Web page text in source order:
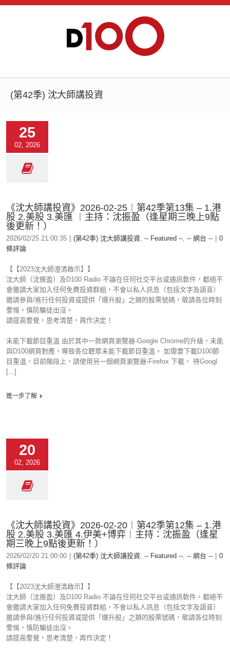
(第42季) 沈大師講投資
25
02, 2026
《沈大師講投資》2026-02-25︱第42季第13集 – 1.港
股 2.美股 3.美匯 ︱主持：沈振盈（逢星期三晚上9點
後更新！）
2026/02/25 21:00:35 (第42季) 沈大師講投資, -- Featured --, -- 網台 --
0
條評論
【【2023沈大師澄清啟示】】
沈大師（沈振盈）及D100 Radio 不論在任何社交平台或通訊軟件，都絕不
會邀請大家加入任何免費投資群組，不會以私人訊息（包括文字及語音）
邀請參與/進行任何投資或提供「爆升股」之類的股票號碼，敬請各位時刻
警惕，慎防騙徒出沒。
請提高警覺，思考清楚，再作決定！
未能下載節目重溫 由於其中一款網頁瀏覽器-Google Chrome的升級，未能
與D100網頁對應，導致各位聽眾未能下載節目重溫。 如需要下載D100節
目重溫，目前階段上，請使用另一個網頁瀏覽器-Firefox 下載， 待Googl
[...]
進一步了解
20
02, 2026
《沈大師講投資》2026-02-20︱第42季第12集 – 1.港
股 2.美股 3.美匯 4.伊美+博弈︱主持：沈振盈（逢星
期三晚上9點後更新！）
2026/02/20 21:00:00 (第42季) 沈大師講投資, -- Featured --, -- 網台 --
0
條評論
【【2023沈大師澄清啟示】】
沈大師（沈振盈）及D100 Radio 不論在任何社交平台或通訊軟件，都絕不
會邀請大家加入任何免費投資群組，不會以私人訊息（包括文字及語音）
邀請參與/進行任何投資或提供「爆升股」之類的股票號碼，敬請各位時刻
警惕，慎防騙徒出沒。
請提高警覺，思考清楚，再作決定！